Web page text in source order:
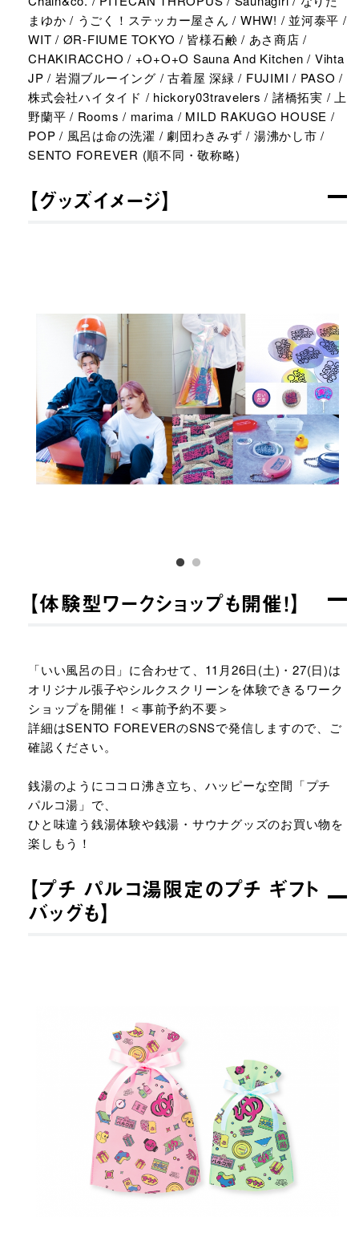
まゆか / うごく！ステッカー屋さん / WHW! / 並河泰平 /
WIT / ØR-FIUME TOKYO / 皆様石鹸 / あさ商店 /
CHAKIRACCHO / +O+O+O Sauna And Kitchen / Vihta
JP / 岩淵ブルーイング / 古着屋 深緑 / FUJIMI / PASO /
株式会社ハイタイド / hickory03travelers / 諸橋拓実 / 上
野蘭平 / Rooms / marima / MILD RAKUGO HOUSE /
POP / 風呂は命の洗濯 / 劇団わきみず / 湯沸かし市 /
SENTO FOREVER (順不同・敬称略)​
【グッズイメージ】​
【体験型ワークショップも開催！】​
「いい風呂の日」に合わせて、11月26日(土)・27(日)は
オリジナル張子やシルクスクリーンを体験できるワーク
ショップを開催！＜事前予約不要＞​
詳細はSENTO FOREVERのSNSで発信しますので、ご
確認ください。​
銭湯のようにココロ沸き立ち、ハッピーな空間「プチ
パルコ湯」で、​
ひと味違う銭湯体験や銭湯・サウナグッズのお買い物を
楽しもう！​
【プチ パルコ湯限定のプチ ギフト
バッグも】​